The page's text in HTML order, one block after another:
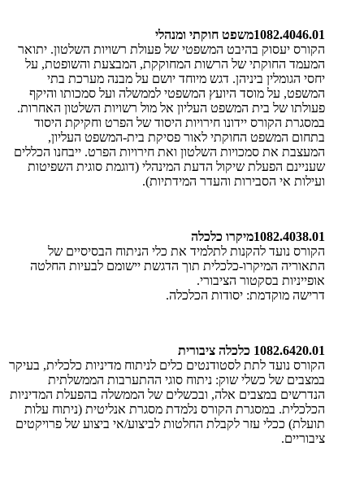
1082.4046.01משפט חוקתי ומנהלי
הקורס יעסוק בהיבט המשפטי של פעולת רשויות השלטון. יתואר
המעמד החוקתי של הרשות המחוקקת, המבצעת והשופטת, על
יחסי הגומלין ביניהן. דגש מיוחד יושם על מבנה מערכת בתי
המשפט, על מוסד היועץ המשפטי לממשלה ועל סמכותו והיקף
פעולתו של בית המשפט העליון אל מול רשויות השלטון האחרות.
במסגרת הקורס יידונו חירויות היסוד של הפרט וחקיקת היסוד
בתחום המשפט החוקתי לאור פסיקת בית-המשפט העליון,
המעצבת את סמכויות השלטון ואת חירויות הפרט. ייבחנו הכללים
שעניינם הפעלת שיקול הדעת המינהלי (דוגמת סוגית השפיטות
ועילות אי הסבירות והעדר המידתיות).
1082.4038.01מיקרו כלכלה
הקורס נועד להקנות לתלמיד את כלי הניתוח הבסיסיים של
התאוריה המיקרו-כלכלית תוך הדגשת יישומם לבעיות החלטה
אופייניות בסקטור הציבורי.
דרישה מוקדמת: יסודות הכלכלה.
1082.6420.01 כלכלה ציבורית
​הקורס נועד לתת לסטודנטים כלים לניתוח מדיניות כלכלית, בעיקר
במצבים של כשלי שוק: ניתוח סוגי ההתערבות הממשלתית
הנדרשים במצבים אלה, ובכשלים של הממשלה בהפעלת המדיניות
הכלכלית. במסגרת הקורס נלמדת מסגרת אנליטית (ניתוח עלות
תועלת) ככלי עזר לקבלת החלטות לביצוע/אי ביצוע של פרויקטים
ציבוריים.